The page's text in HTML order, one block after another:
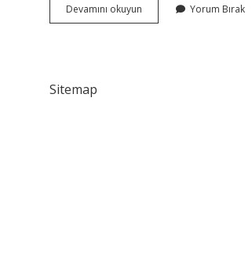
Devamını okuyun
En
Yorum Bırak
Sitemap